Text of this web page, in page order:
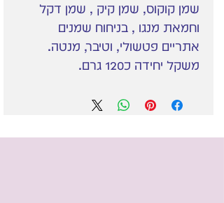
שמן קוקוס, שמן קיק , שמן דקל
וחמאת מנגו , בניחוח שמנים
אתריים פטשולי, וטיבר, מנטה.
משקל יחידה כ120 גרם.